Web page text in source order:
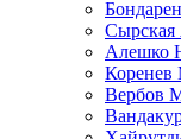
Сырская
Алешко
Коренев
Вербов